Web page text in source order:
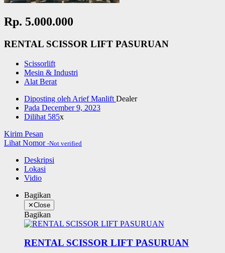
Rp. 5.000.000
RENTAL SCISSOR LIFT PASURUAN
Scissorlift
Mesin & Industri
Alat Berat
Diposting oleh Arief Manlift Dealer
Pada December 9, 2023
Dilihat 585x
Kirim Pesan
Lihat Nomor -Not verified
Deskripsi
Lokasi
Vidio
Bagikan
✕Close
Bagikan
RENTAL SCISSOR LIFT PASURUAN